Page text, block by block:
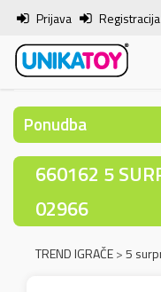
Prijava Registracija
Ponudba
660162 5
02966
TREND IGRAČE>5